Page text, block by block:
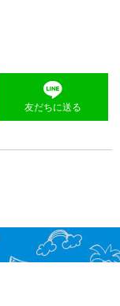
友だちに送る